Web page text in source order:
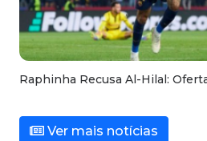
Raphinha Recusa Al-Hilal:
Ver mais notícias